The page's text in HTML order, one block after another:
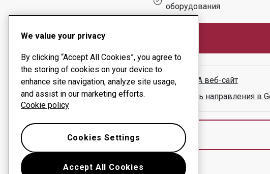
оборудования
ACTRI SA веб-сайт
Показать направления в
We value your privacy
By clicking “Accept All Cookies”, you agree to
the storing of cookies on your device to
enhance site navigation, analyze site usage,
and assist in our marketing efforts.
Cookie policy
Accept All Cookies
Cookies Settings